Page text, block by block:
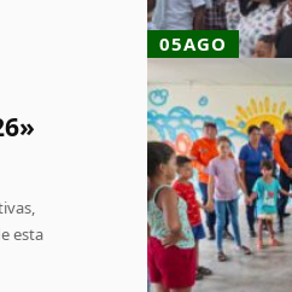
05AGO
esta